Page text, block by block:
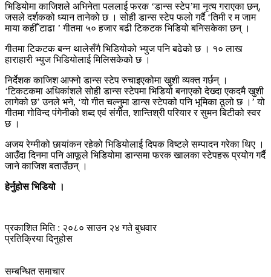
भिडियोमा काजिशले अभिनेता पललाई फरक ‘डान्स स्टेप’मा नृत्य गराएका छन्,
जसले दर्शकको ध्यान तानेको छ । सोही डान्स स्टेप फलो गर्दै ‘तिमी र म जाम
माया कहीँ टाढा ’ गीतमा ५० हजार बढी टिकटक भिडियो बनिसकेका छन् ।
गीतमा टिकटक बन्न थालेसँगै भिडियोको भ्युज पनि बढेको छ । १० लाख
हाराहारी भ्युज भिडियोलाई मिलिसकेको छ ।
निर्देशक काजिश आफ्नो डान्स स्टेप रुचाइएकोमा खुशी व्यक्त गर्छन् ।
‘टिकटकमा अधिकांशले सोही डान्स स्टेपमा भिडियो बनाएको देख्दा एकदमै खुशी
लागेको छ’ उनले भने, ‘यो गीत चल्नुमा डान्स स्टेपको पनि भूमिका ठूलो छ ।’ यो
गीतमा गोविन्द पंगेनीको शब्द एवं संगीत, शान्तिश्री परियार र सुमन बिटीको स्वर
छ ।
अजय रेग्मीको छायांकन रहेको भिडियोलाई दिपक विष्टले सम्पादन गरेका थिए ।
आउँदा दिनमा पनि आफूले भिडियोमा डान्समा फरक खालका स्टेपहरू प्रयोग गर्दै
जाने काजिश बताउँछन् ।
हेर्नुहोस भिडियो ।
प्रकाशित मिति : २०८० साउन २४ गते बुधवार
प्रतिक्रिया दिनुहोस
सम्बन्धित समाचार